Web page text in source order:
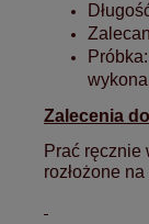
Zalecenia
Prać ręcznie
rozłożone na